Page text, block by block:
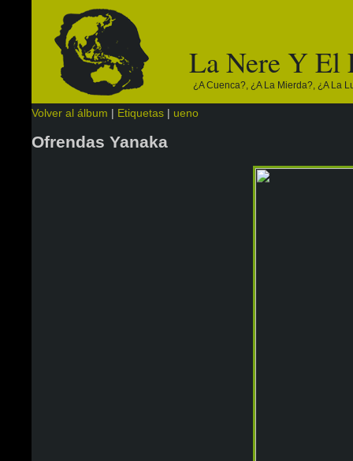
La Nere Y
¿a Cuenca?, ¿a La Mierda?, ¿a La
Volver al álbum | Etiquetas | ueno
Ofrendas Yanaka